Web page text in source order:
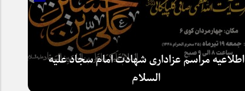
اطلاعیه مراسم عزاداری شهادت امام سجاد علیه
السلام